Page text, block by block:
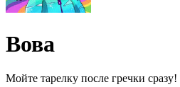
Вова
Мойте тарелку после гречки сразу!